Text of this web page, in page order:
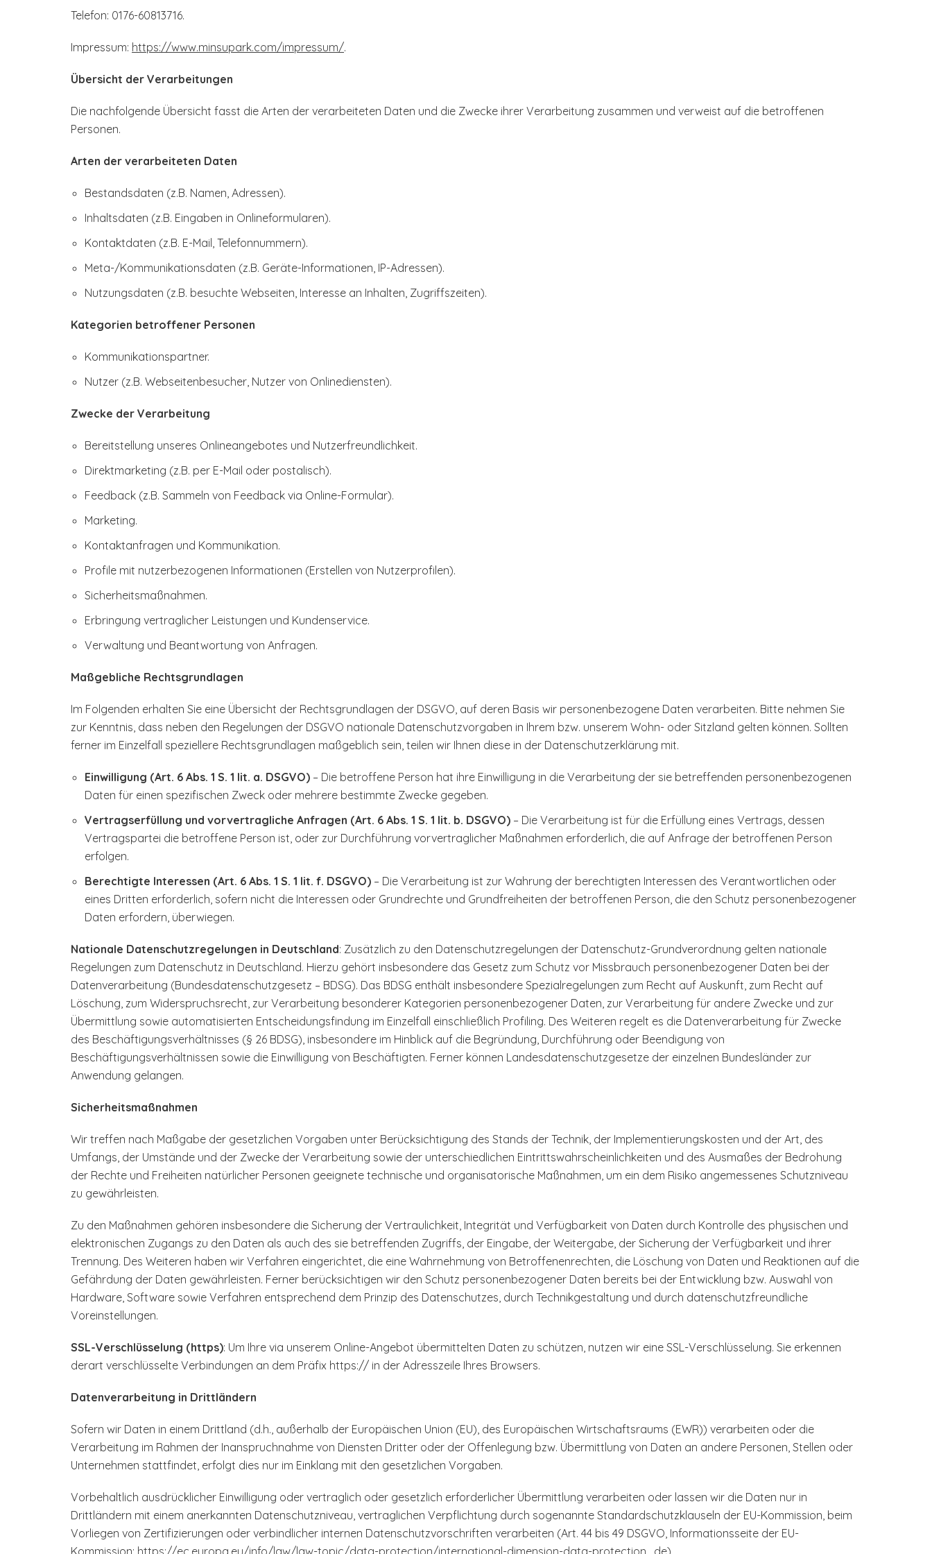
Telefon: 0176-60813716.
Impressum: https://www.minsupark.com/impressum/.
Übersicht der Verarbeitungen
Die nachfolgende Übersicht fasst die Arten der verarbeiteten Daten und die Zwecke ihrer Verarbeitung zusammen und verweist auf die betroffenen
Personen.
Arten der verarbeiteten Daten
Bestandsdaten (z.B. Namen, Adressen).
Inhaltsdaten (z.B. Eingaben in Onlineformularen).
Kontaktdaten (z.B. E-Mail, Telefonnummern).
Meta-/Kommunikationsdaten (z.B. Geräte-Informationen, IP-Adressen).
Nutzungsdaten (z.B. besuchte Webseiten, Interesse an Inhalten, Zugriffszeiten).
Kategorien betroffener Personen
Kommunikationspartner.
Nutzer (z.B. Webseitenbesucher, Nutzer von Onlinediensten).
Zwecke der Verarbeitung
Bereitstellung unseres Onlineangebotes und Nutzerfreundlichkeit.
Direktmarketing (z.B. per E-Mail oder postalisch).
Feedback (z.B. Sammeln von Feedback via Online-Formular).
Marketing.
Kontaktanfragen und Kommunikation.
Profile mit nutzerbezogenen Informationen (Erstellen von Nutzerprofilen).
Sicherheitsmaßnahmen.
Erbringung vertraglicher Leistungen und Kundenservice.
Verwaltung und Beantwortung von Anfragen.
Maßgebliche Rechtsgrundlagen
Im Folgenden erhalten Sie eine Übersicht der Rechtsgrundlagen der DSGVO, auf deren Basis wir personenbezogene Daten verarbeiten. Bitte nehmen Sie
zur Kenntnis, dass neben den Regelungen der DSGVO nationale Datenschutzvorgaben in Ihrem bzw. unserem Wohn- oder Sitzland gelten können. Sollten
ferner im Einzelfall speziellere Rechtsgrundlagen maßgeblich sein, teilen wir Ihnen diese in der Datenschutzerklärung mit.
Einwilligung (Art. 6 Abs. 1 S. 1 lit. a. DSGVO) – Die betroffene Person hat ihre Einwilligung in die Verarbeitung der sie betreffenden personenbezogenen
Daten für einen spezifischen Zweck oder mehrere bestimmte Zwecke gegeben.
Vertragserfüllung und vorvertragliche Anfragen (Art. 6 Abs. 1 S. 1 lit. b. DSGVO) – Die Verarbeitung ist für die Erfüllung eines Vertrags, dessen
Vertragspartei die betroffene Person ist, oder zur Durchführung vorvertraglicher Maßnahmen erforderlich, die auf Anfrage der betroffenen Person
erfolgen.
Berechtigte Interessen (Art. 6 Abs. 1 S. 1 lit. f. DSGVO) – Die Verarbeitung ist zur Wahrung der berechtigten Interessen des Verantwortlichen oder
eines Dritten erforderlich, sofern nicht die Interessen oder Grundrechte und Grundfreiheiten der betroffenen Person, die den Schutz personenbezogener
Daten erfordern, überwiegen.
Nationale Datenschutzregelungen in Deutschland: Zusätzlich zu den Datenschutzregelungen der Datenschutz-Grundverordnung gelten nationale
Regelungen zum Datenschutz in Deutschland. Hierzu gehört insbesondere das Gesetz zum Schutz vor Missbrauch personenbezogener Daten bei der
Datenverarbeitung (Bundesdatenschutzgesetz – BDSG). Das BDSG enthält insbesondere Spezialregelungen zum Recht auf Auskunft, zum Recht auf
Löschung, zum Widerspruchsrecht, zur Verarbeitung besonderer Kategorien personenbezogener Daten, zur Verarbeitung für andere Zwecke und zur
Übermittlung sowie automatisierten Entscheidungsfindung im Einzelfall einschließlich Profiling. Des Weiteren regelt es die Datenverarbeitung für Zwecke
des Beschäftigungsverhältnisses (§ 26 BDSG), insbesondere im Hinblick auf die Begründung, Durchführung oder Beendigung von
Beschäftigungsverhältnissen sowie die Einwilligung von Beschäftigten. Ferner können Landesdatenschutzgesetze der einzelnen Bundesländer zur
Anwendung gelangen.
Sicherheitsmaßnahmen
Wir treffen nach Maßgabe der gesetzlichen Vorgaben unter Berücksichtigung des Stands der Technik, der Implementierungskosten und der Art, des
Umfangs, der Umstände und der Zwecke der Verarbeitung sowie der unterschiedlichen Eintrittswahrscheinlichkeiten und des Ausmaßes der Bedrohung
der Rechte und Freiheiten natürlicher Personen geeignete technische und organisatorische Maßnahmen, um ein dem Risiko angemessenes Schutzniveau
zu gewährleisten.
Zu den Maßnahmen gehören insbesondere die Sicherung der Vertraulichkeit, Integrität und Verfügbarkeit von Daten durch Kontrolle des physischen und
elektronischen Zugangs zu den Daten als auch des sie betreffenden Zugriffs, der Eingabe, der Weitergabe, der Sicherung der Verfügbarkeit und ihrer
Trennung. Des Weiteren haben wir Verfahren eingerichtet, die eine Wahrnehmung von Betroffenenrechten, die Löschung von Daten und Reaktionen auf die
Gefährdung der Daten gewährleisten. Ferner berücksichtigen wir den Schutz personenbezogener Daten bereits bei der Entwicklung bzw. Auswahl von
Hardware, Software sowie Verfahren entsprechend dem Prinzip des Datenschutzes, durch Technikgestaltung und durch datenschutzfreundliche
Voreinstellungen.
SSL-Verschlüsselung (https): Um Ihre via unserem Online-Angebot übermittelten Daten zu schützen, nutzen wir eine SSL-Verschlüsselung. Sie erkennen
derart verschlüsselte Verbindungen an dem Präfix https:// in der Adresszeile Ihres Browsers.
Datenverarbeitung in Drittländern
Sofern wir Daten in einem Drittland (d.h., außerhalb der Europäischen Union (EU), des Europäischen Wirtschaftsraums (EWR)) verarbeiten oder die
Verarbeitung im Rahmen der Inanspruchnahme von Diensten Dritter oder der Offenlegung bzw. Übermittlung von Daten an andere Personen, Stellen oder
Unternehmen stattfindet, erfolgt dies nur im Einklang mit den gesetzlichen Vorgaben.
Vorbehaltlich ausdrücklicher Einwilligung oder vertraglich oder gesetzlich erforderlicher Übermittlung verarbeiten oder lassen wir die Daten nur in
Drittländern mit einem anerkannten Datenschutzniveau, vertraglichen Verpflichtung durch sogenannte Standardschutzklauseln der EU-Kommission, beim
Vorliegen von Zertifizierungen oder verbindlicher internen Datenschutzvorschriften verarbeiten (Art. 44 bis 49 DSGVO, Informationsseite der EU-
Kommission: https://ec.europa.eu/info/law/law-topic/data-protection/international-dimension-data-protection_de).